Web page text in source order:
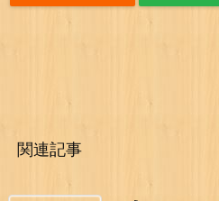
関連記事